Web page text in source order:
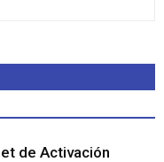
de Activación